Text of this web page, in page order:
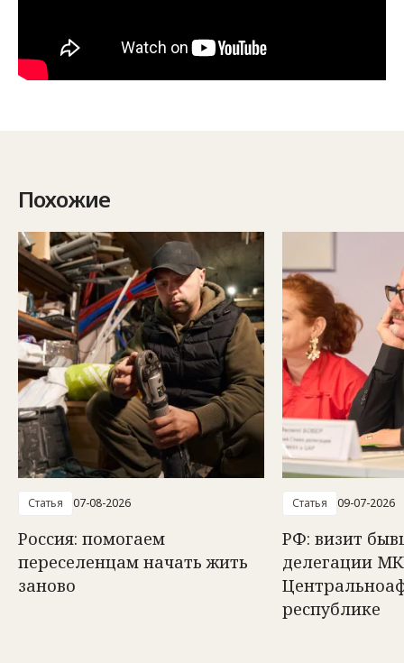
Похожие
Статья 07-08-2026
Россия: помогаем
переселенцам начать жить
заново
Статья 09-07-2026
РФ: визит
делегации
республике